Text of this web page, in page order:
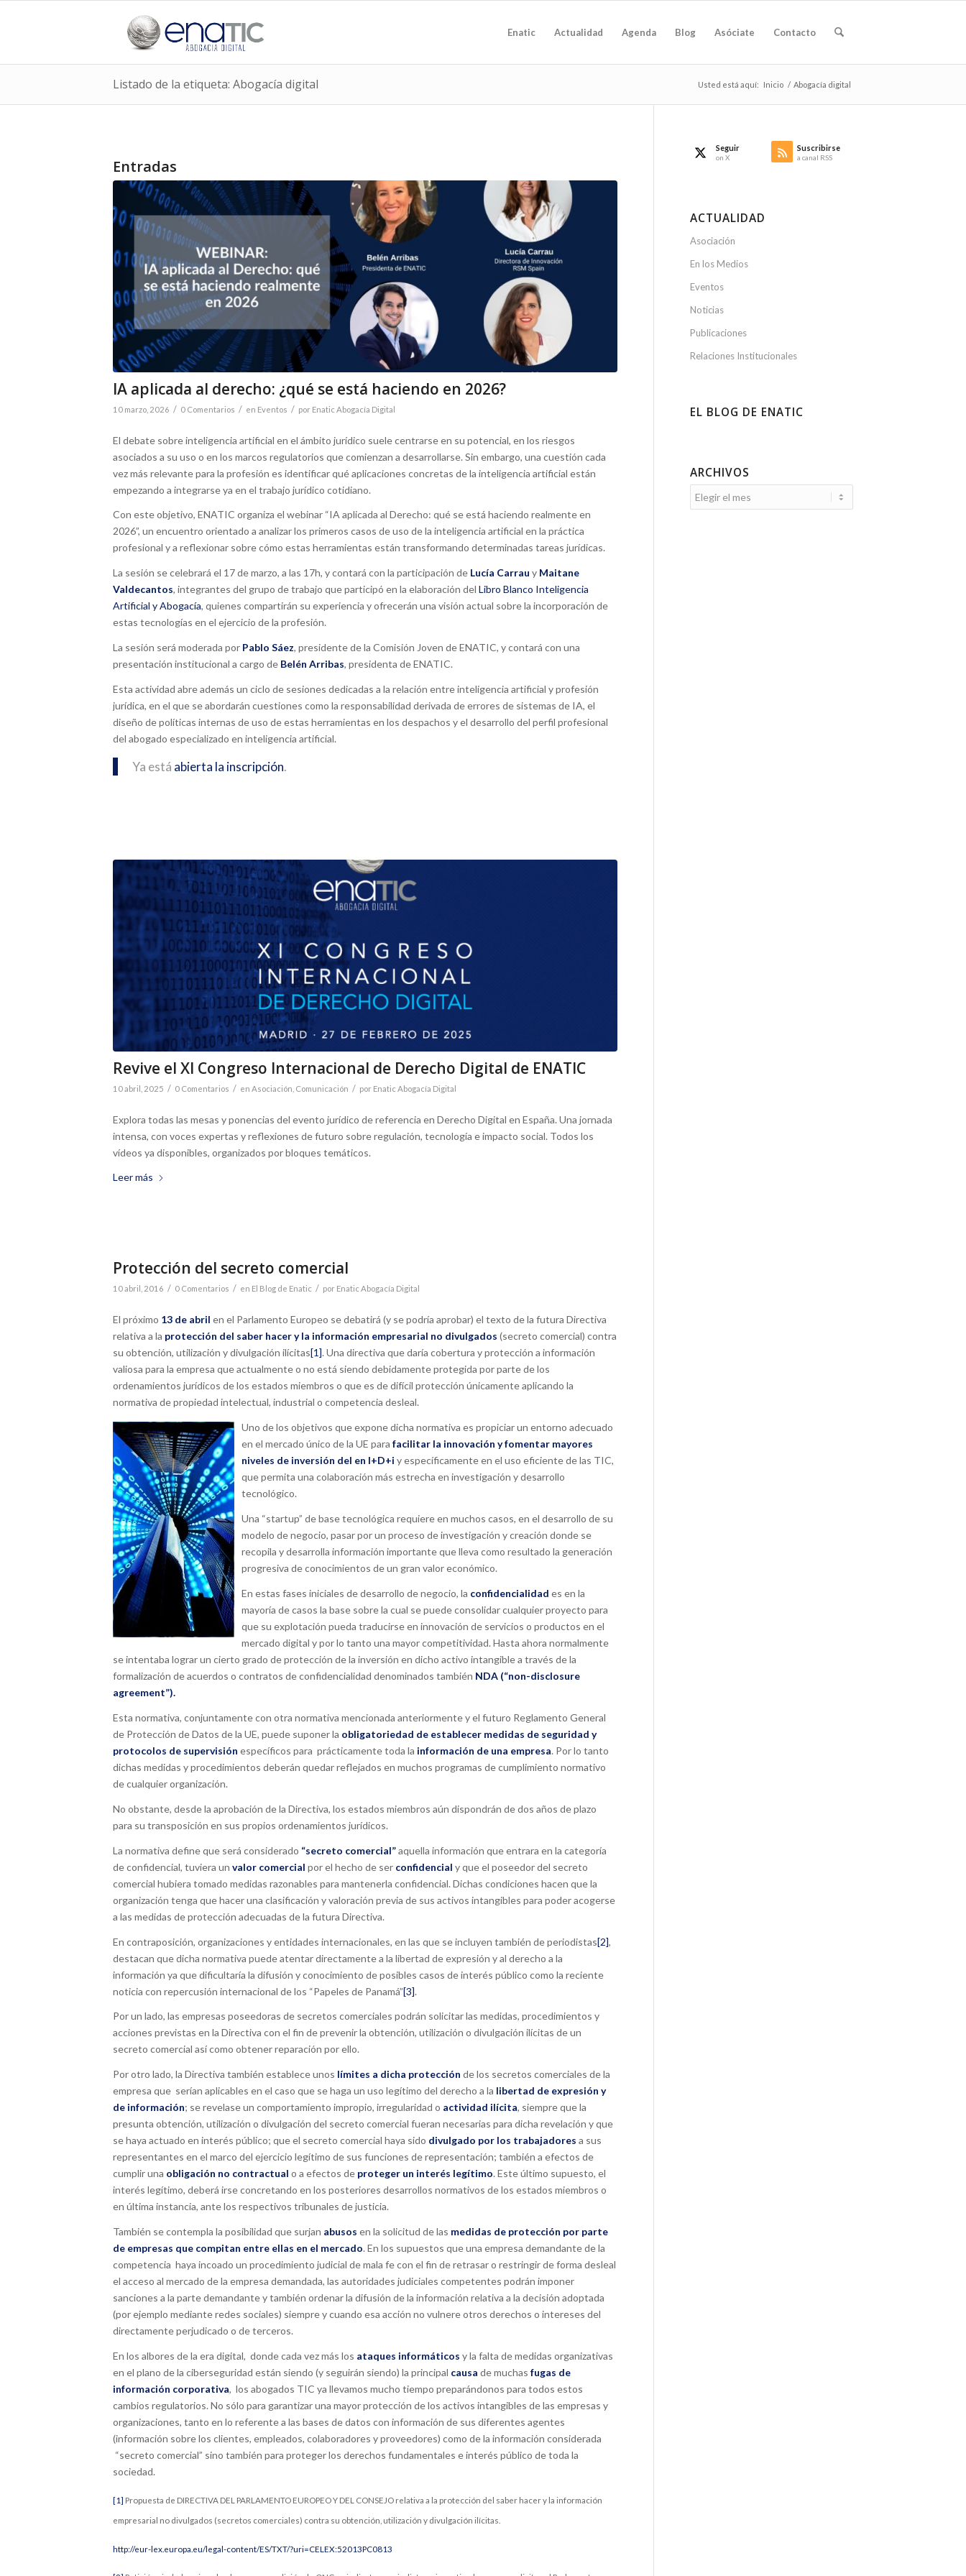
Enatic Actualidad Agenda Blog Asóciate Contacto
Listado de la etiqueta: Abogacía digital Usted está aquí: Inicio / Abogacía digital
Entradas
IA aplicada al derecho: ¿qué se está haciendo en 2026?
10 marzo, 2026 / 0 Comentarios / en Eventos / por Enatic Abogacía Digital
El debate sobre inteligencia artificial en el ámbito jurídico suele centrarse en su potencial, en los riesgos
asociados a su uso o en los marcos regulatorios que comienzan a desarrollarse. Sin embargo, una cuestión cada
vez más relevante para la profesión es identificar qué aplicaciones concretas de la inteligencia artificial están
empezando a integrarse ya en el trabajo jurídico cotidiano.
Con este objetivo, ENATIC organiza el webinar “IA aplicada al Derecho: qué se está haciendo realmente en
2026”, un encuentro orientado a analizar los primeros casos de uso de la inteligencia artificial en la práctica
profesional y a reflexionar sobre cómo estas herramientas están transformando determinadas tareas jurídicas.
La sesión se celebrará el 17 de marzo, a las 17h, y contará con la participación de Lucía Carrau y Maitane
Valdecantos, integrantes del grupo de trabajo que participó en la elaboración del Libro Blanco Inteligencia
Artificial y Abogacía, quienes compartirán su experiencia y ofrecerán una visión actual sobre la incorporación de
estas tecnologías en el ejercicio de la profesión.
La sesión será moderada por Pablo Sáez, presidente de la Comisión Joven de ENATIC, y contará con una
presentación institucional a cargo de Belén Arribas, presidenta de ENATIC.
Esta actividad abre además un ciclo de sesiones dedicadas a la relación entre inteligencia artificial y profesión
jurídica, en el que se abordarán cuestiones como la responsabilidad derivada de errores de sistemas de IA, el
diseño de políticas internas de uso de estas herramientas en los despachos y el desarrollo del perfil profesional
del abogado especializado en inteligencia artificial.
Ya está abierta la inscripción.
Revive el XI Congreso Internacional de Derecho Digital de ENATIC
10 abril, 2025 / 0 Comentarios / en Asociación Comunicación / por Enatic Abogacía Digital
Explora todas las mesas y ponencias del evento jurídico de referencia en Derecho Digital en España. Una jornada
intensa, con voces expertas y reflexiones de futuro sobre regulación, tecnología e impacto social. Todos los
vídeos ya disponibles, organizados por bloques temáticos.
Leer más
Protección del secreto comercial
10 abril, 2016 / 0 Comentarios / en El Blog de Enatic / por Enatic Abogacía Digital
El próximo 13 de abril en el Parlamento Europeo se debatirá (y se podría aprobar) el texto de la futura Directiva
relativa a la protección del saber hacer y la información empresarial no divulgados (secreto comercial) contra
su obtención, utilización y divulgación ilícitas[1]. Una directiva que daría cobertura y protección a información
valiosa para la empresa que actualmente o no está siendo debidamente protegida por parte de los
ordenamientos jurídicos de los estados miembros o que es de difícil protección únicamente aplicando la
normativa de propiedad intelectual, industrial o competencia desleal.
Uno de los objetivos que expone dicha normativa es propiciar un entorno adecuado
en el mercado único de la UE para facilitar la innovación y fomentar mayores
niveles de inversión del en I+D+i y específicamente en el uso eficiente de las TIC,
que permita una colaboración más estrecha en investigación y desarrollo
tecnológico.
Una “startup” de base tecnológica requiere en muchos casos, en el desarrollo de su
modelo de negocio, pasar por un proceso de investigación y creación donde se
recopila y desarrolla información importante que lleva como resultado la generación
progresiva de conocimientos de un gran valor económico.
En estas fases iniciales de desarrollo de negocio, la confidencialidad es en la
mayoría de casos la base sobre la cual se puede consolidar cualquier proyecto para
que su explotación pueda traducirse en innovación de servicios o productos en el
mercado digital y por lo tanto una mayor competitividad. Hasta ahora normalmente
se intentaba lograr un cierto grado de protección de la inversión en dicho activo intangible a través de la
formalización de acuerdos o contratos de confidencialidad denominados también NDA (“non-disclosure
agreement”).
Esta normativa, conjuntamente con otra normativa mencionada anteriormente y el futuro Reglamento General
de Protección de Datos de la UE, puede suponer la obligatoriedad de establecer medidas de seguridad y
protocolos de supervisión específicos para prácticamente toda la información de una empresa. Por lo tanto
dichas medidas y procedimientos deberán quedar reflejados en muchos programas de cumplimiento normativo
de cualquier organización.
No obstante, desde la aprobación de la Directiva, los estados miembros aún dispondrán de dos años de plazo
para su transposición en sus propios ordenamientos jurídicos.
La normativa define que será considerado “secreto comercial”aquella información que entrara en la categoría
de confidencial, tuviera un valor comercial por el hecho de ser confidencial y que el poseedor del secreto
comercial hubiera tomado medidas razonables para mantenerla confidencial. Dichas condiciones hacen que la
organización tenga que hacer una clasificación y valoración previa de sus activos intangibles para poder acogerse
a las medidas de protección adecuadas de la futura Directiva.
En contraposición, organizaciones y entidades internacionales, en las que se incluyen también de periodistas[2],
destacan que dicha normativa puede atentar directamente a la libertad de expresión y al derecho a la
información ya que dificultaría la difusión y conocimiento de posibles casos de interés público como la reciente
noticia con repercusión internacional de los “Papeles de Panamá”[3].
Por un lado, las empresas poseedoras de secretos comerciales podrán solicitar las medidas, procedimientos y
acciones previstas en la Directiva con el fin de prevenir la obtención, utilización o divulgación ilícitas de un
secreto comercial así como obtener reparación por ello.
Por otro lado, la Directiva también establece unos límites a dicha protección de los secretos comerciales de la
empresa que serían aplicables en el caso que se haga un uso legítimo del derecho a la libertad de expresión y
de información; se revelase un comportamiento impropio, irregularidad o actividad ilícita, siempre que la
presunta obtención, utilización o divulgación del secreto comercial fueran necesarias para dicha revelación y que
se haya actuado en interés público; que el secreto comercial haya sido divulgado por los trabajadores a sus
representantes en el marco del ejercicio legítimo de sus funciones de representación; también a efectos de
cumplir una obligación no contractual o a efectos de proteger un interés legítimo. Este último supuesto, el
interés legítimo, deberá irse concretando en los posteriores desarrollos normativos de los estados miembros o
en última instancia, ante los respectivos tribunales de justicia.
También se contempla la posibilidad que surjan abusos en la solicitud de las medidas de protección por parte
de empresas que compitan entre ellas en el mercado. En los supuestos que una empresa demandante de la
competencia haya incoado un procedimiento judicial de mala fe con el fin de retrasar o restringir de forma desleal
el acceso al mercado de la empresa demandada, las autoridades judiciales competentes podrán imponer
sanciones a la parte demandante y también ordenar la difusión de la información relativa a la decisión adoptada
(por ejemplo mediante redes sociales) siempre y cuando esa acción no vulnere otros derechos o intereses del
directamente perjudicado o de terceros.
En los albores de la era digital, donde cada vez más los ataques informáticos y la falta de medidas organizativas
en el plano de la ciberseguridad están siendo (y seguirán siendo) la principal causa de muchas fugas de
información corporativa, los abogados TIC ya llevamos mucho tiempo preparándonos para todos estos
cambios regulatorios. No sólo para garantizar una mayor protección de los activos intangibles de las empresas y
organizaciones, tanto en lo referente a las bases de datos con información de sus diferentes agentes
(información sobre los clientes, empleados, colaboradores y proveedores) como de la información considerada
“secreto comercial” sino también para proteger los derechos fundamentales e interés público de toda la
sociedad.
[1] Propuesta de DIRECTIVA DEL PARLAMENTO EUROPEO Y DEL CONSEJO relativa a la protección del saber hacer y la información
empresarial no divulgados (secretos comerciales) contra su obtención, utilización y divulgación ilícitas.
http://eur-lex.europa.eu/legal-content/ES/TXT/?uri=CELEX:52013PC0813
Seguir
on X
Suscribirse
a canal RSS
ACTUALIDAD
Asociación
En los Medios
Eventos
Noticias
Publicaciones
Relaciones Institucionales
EL BLOG DE ENATIC
ARCHIVOS